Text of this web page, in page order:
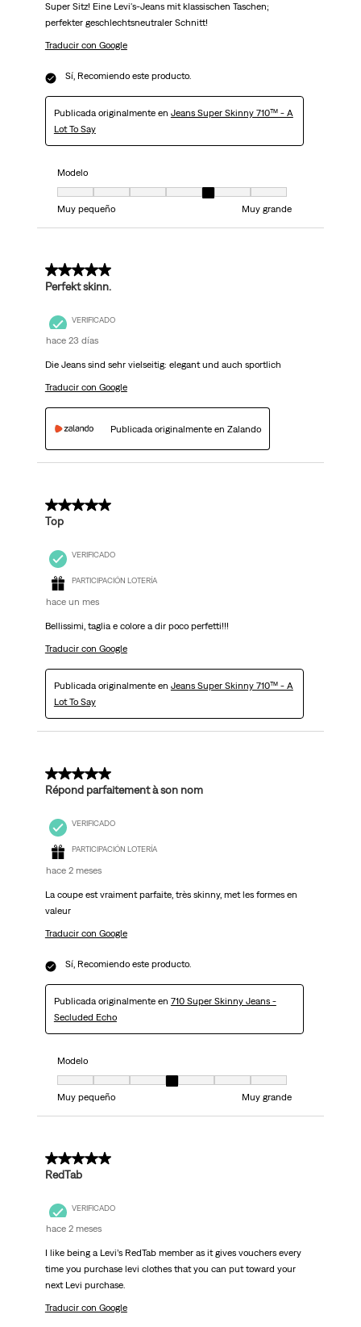
Super Sitz! Eine Levi's-Jeans mit klassischen Taschen;
perfekter geschlechtsneutraler Schnitt!
Traducir con Google
Sí, Recomiendo este producto.
Publicada originalmente en Jeans Super Skinny 710™ - A
Lot To Say
Modelo
Modelo, 5 de 7, donde 1 es igual a Muy pequeño y 7 es igual a Muy
Muy pequeño
Muy grande
5 de 5 estrellas.
Perfekt skinn.
VERIFICADO
hace 23 días
Die Jeans sind sehr vielseitig: elegant und auch sportlich
Traducir con Google
Publicada originalmente en Zalando
5 de 5 estrellas.
Top
VERIFICADO
PARTICIPACIÓN LOTERÍA
hace un mes
Bellissimi, taglia e colore a dir poco perfetti!!!
Traducir con Google
Publicada originalmente en Jeans Super Skinny 710™ - A
Lot To Say
5 de 5 estrellas.
Répond parfaitement à son nom
VERIFICADO
PARTICIPACIÓN LOTERÍA
hace 2 meses
La coupe est vraiment parfaite, très skinny, met les formes en
valeur
Traducir con Google
Sí, Recomiendo este producto.
Publicada originalmente en 710 Super Skinny Jeans -
Secluded Echo
Modelo
Modelo, 4 de 7, donde 1 es igual a Muy pequeño y 7 es igual a Muy
Muy pequeño
Muy grande
5 de 5 estrellas.
RedTab
VERIFICADO
hace 2 meses
I like being a Levi’s RedTab member as it gives vouchers every
time you purchase levi clothes that you can put toward your
next Levi purchase.
Traducir con Google